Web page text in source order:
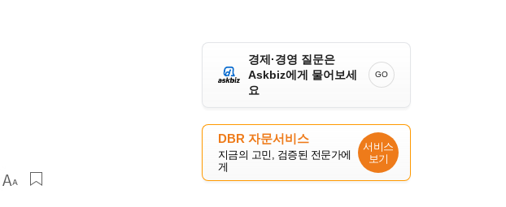
경제·경영 질문은
Askbiz에게 물어보세
요
GO
DBR 자문서비스
지금의 고민, 검증된 전문가에
게
서비스
보기